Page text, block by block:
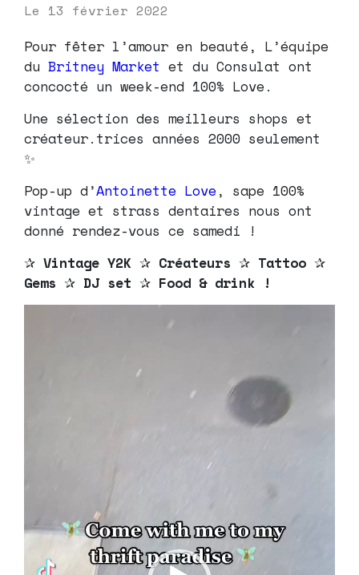
Le 13 février 2022
Pour fêter l’amour en beauté, L’équipe
du Britney Market et du Consulat ont
concocté un week-end 100% Love.
Une sélection des meilleurs shops et
créateur.trices années 2000 seulement
✨
Pop-up d’Antoinette Love , sape 100%
vintage et strass dentaires nous ont
donné rendez-vous ce samedi !
✰ Vintage Y2K ✰ Créateurs ✰ Tattoo ✰
Gems ✰ DJ set ✰ Food & drink !